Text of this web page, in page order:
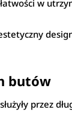
w
butów
przez